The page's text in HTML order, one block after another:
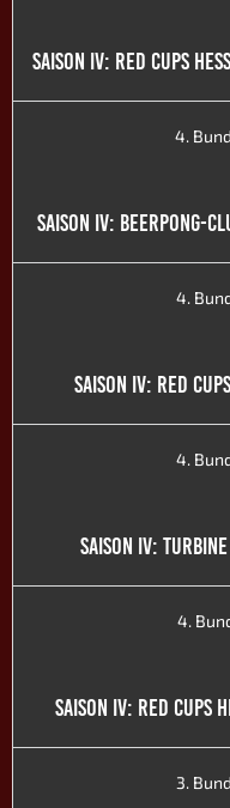
SAISON IV: RED CUPS
4.
SAISON IV: BEERPONG-
4.
SAISON IV: RED
4.
SAISON IV:
4.
SAISON IV: RED CUPS
3.